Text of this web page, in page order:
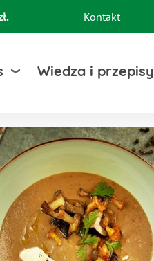
Kontakt
Wiedza i przepisy